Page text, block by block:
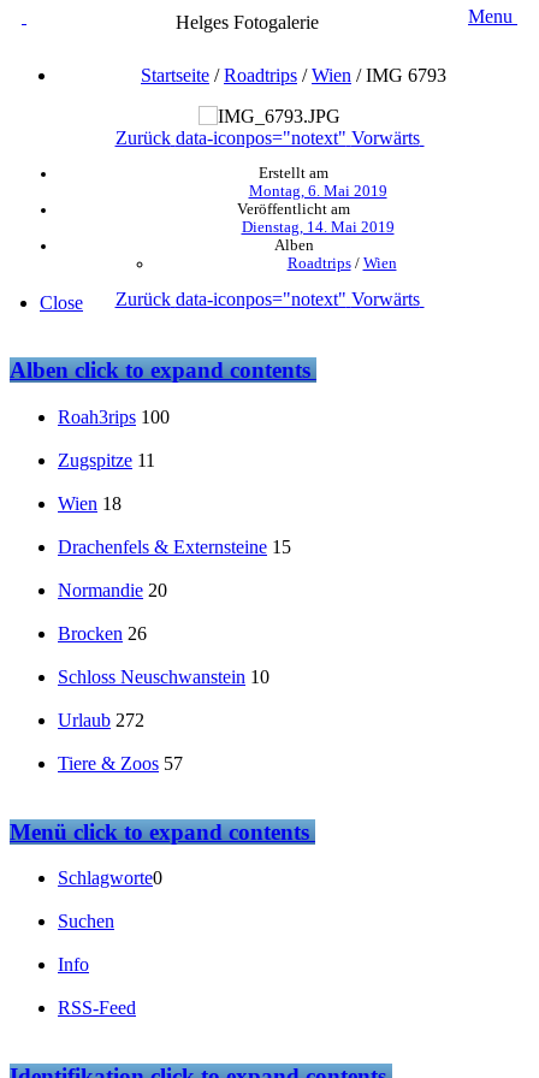
Helges Fotogalerie Menu
Startseite /Roadtrips /Wien /IMG 6793
Zurück data-iconpos="notext" Vorwärts
Erstellt am
Montag, 6. Mai 2019
Veröffentlicht am
Dienstag, 14. Mai 2019
Alben
Roadtrips/ Wien
Zurück data-iconpos="notext" Vorwärts
Close
Albenclick to expand contents
Roah3rips 100
Zugspitze 11
Wien 18
Drachenfels & Externsteine 15
Normandie 20
Brocken 26
Schloss Neuschwanstein 10
Urlaub 272
Tiere & Zoos 57
Menüclick to expand contents
Schlagworte0
Suchen
Info
RSS-Feed